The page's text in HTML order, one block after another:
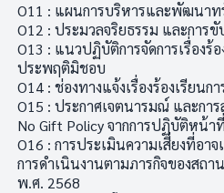
O11 : แผนการบริหารและพัฒนาท
O12 : ประมวลจริยธรรม และการขั
O13 : แนวปฏิบัติการจัดการเรื่องร้
ประพฤติมิชอบ
O14 : ช่องทางแจ้งเรื่องร้องเรียน
O15 : ประกาศเจตนารมณ์ และกา
No Gift Policy จากการปฏิบัติหน้าที่
O16 : การประเมินความเสี่ยงที่อา
การดำเนินงานตามภารกิจของสถ
พ.ศ. 2568